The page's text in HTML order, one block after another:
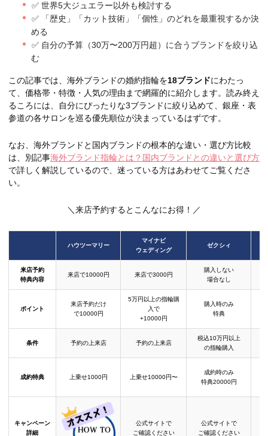
✅ 世界5大ジュエラー以外も検討する
✅ 「歴史」「カット技術」「個性」のどれを最重視するか決
める
✅ 自分の予算（30万〜200万円超）に合うブランドを絞り込
む
この記事では、海外ブランドの婚約指輪を18ブランドにわたっ
て、価格帯・特徴・人気の理由まで網羅的に紹介します。読み終え
るころには、自分にぴったりな3ブランドに絞り込めて、銀座・表
参道の各サロンを巡る優先順位が決まっているはずです。
なお、海外ブランドと国内ブランドの根本的な違い・選び方比較
は、別記事海外ブランド指輪とは？国内ブランドとの違いと選び方
で詳しく解説しているので、迷っている方はあわせてご覧くださ
い。
＼来店予約するとこんなにお得！／
ハウツーマリー
マイナビ
ウェディング
ゼクシィ
来店予約
特典内容
来店で10000円 来店で3000円
購入しない
場合なし
ポイント
来店予約だけ
で10000円
5万円以上の指輪購
入で
+10000円
購入時のみ
特典
条件 予約の上来店 予約の上来店
税込10万円以上
の指輪購入
成約特典 上乗せ1000円 上乗せ10000円〜
成約時のみ
特典20000円
キャンペーン
詳細
公式サイトで
ご確認ください
公式サイトで
ご確認ください